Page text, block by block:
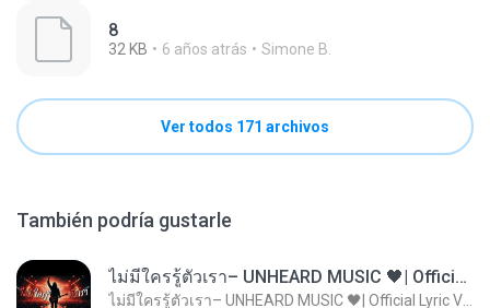
8
32 KB 6 años atrás Simone B.
Ver todos 171 archivos
También podría gustarle
ไม่มีใครรู้ตัวเรา– UNHEARD MUSIC 🖤| Official Lyric Video | เพลงสู้ชีวิต